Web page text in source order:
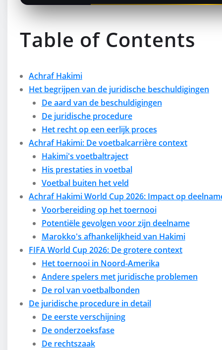
Table of Contents
Achraf Hakimi
Het begrijpen van de juridische beschuldigingen
De aard van de beschuldigingen
De juridische procedure
Het recht op een eerlijk proces
Achraf Hakimi: De voetbalcarrière context
Hakimi's voetbaltraject
His prestaties in voetbal
Voetbal buiten het veld
Achraf Hakimi World Cup 2026: Impact op
Voorbereiding op het toernooi
Potentiële gevolgen voor zijn deelname
Marokko's afhankelijkheid van Hakimi
FIFA World Cup 2026: De grotere context
Het toernooi in Noord-Amerika
Andere spelers met juridische problemen
De rol van voetbalbonden
De juridische procedure in detail
De eerste verschijning
De onderzoeksfase
De rechtszaak